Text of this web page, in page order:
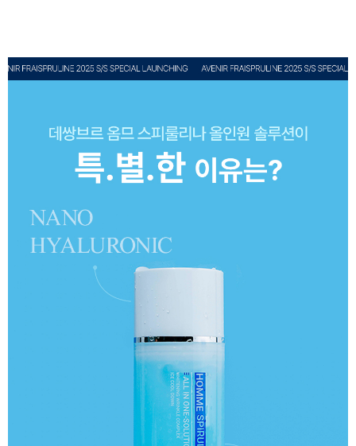
페이코 ID로 페
PAYCO 바로구매